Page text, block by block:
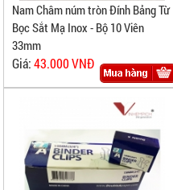
Nam Châm núm tròn Đính Bảng Từ
Bọc Sắt Mạ Inox - Bộ 10 Viên
33mm
Giá:43.000 VNĐ